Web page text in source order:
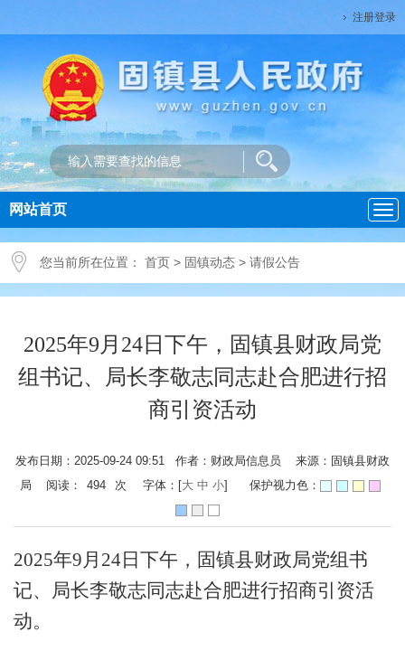
注册登录
导
航
网站首页
您当前所在位置： 首页 > 固镇动态 > 请假公告
2025年9月24日下午，固镇县财政局党
组书记、局长李敬志同志赴合肥进行招
商引资活动
发布日期：2025-09-24 09:51 作者：财政局信息员 来源：固镇县财政
局 阅读：
494 次 字体：[大 中 小] 保护视力色：
2025年9月 24日下午，固镇县财政局党组书
记、局长李敬志同志赴合肥进行招商引资活
动。